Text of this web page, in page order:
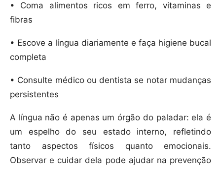
• Coma alimentos ricos em ferro, vitaminas e
fibras
• Escove a língua diariamente e faça higiene bucal
completa
• Consulte médico ou dentista se notar mudanças
persistentes
A língua não é apenas um órgão do paladar: ela é
um espelho do seu estado interno, refletindo
tanto aspectos físicos quanto emocionais.
Observar e cuidar dela pode ajudar na prevenção